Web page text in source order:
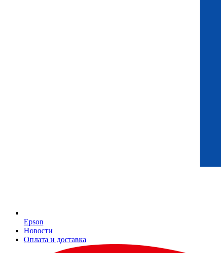
Epson
Новости
Оплата и доставка